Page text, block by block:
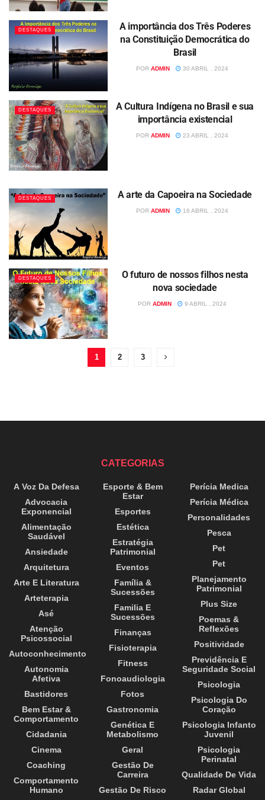
DESTAQUES
A importância dos Três Poderes
na Constituição Democrática do
Brasil
POR ADMIN 30 ABRIL , 2024
DESTAQUES
A Cultura Indígena no Brasil e sua
importância existencial
POR ADMIN 23 ABRIL , 2024
DESTAQUES A arte da Capoeira na Sociedade
POR ADMIN 16 ABRIL , 2024
DESTAQUES
O futuro de nossos filhos nesta
nova sociedade
POR ADMIN 9 ABRIL , 2024
1 2 3
CATEGORIAS
A Voz Da Defesa
Advocacia
Exponencial
Alimentação
Saudável
Ansiedade
Arquitetura
Arte E Literatura
Arteterapia
Asé
Atenção
Psicossocial
Autoconhecimento
Autonomia
Afetiva
Bastidores
Bem Estar &
Comportamento
Cidadania
Cinema
Coaching
Comportamento
Humano
Esporte & Bem
Estar
Esportes
Estética
Estratégia
Patrimonial
Eventos
Família &
Sucessões
Familia E
Sucessões
Finanças
Fisioterapia
Fitness
Fonoaudiologia
Fotos
Gastronomia
Genética E
Metabolismo
Geral
Gestão De
Carreira
Gestão De Risco
Perícia Medica
Perícia Médica
Personalidades
Pesca
Pet
Pet
Planejamento
Patrimonial
Plus Size
Poemas &
Reflexões
Positividade
Previdência E
Seguridade Social
Psicologia
Psicologia Do
Coração
Psicologia Infanto
Juvenil
Psicologia
Perinatal
Qualidade De Vida
Radar Global